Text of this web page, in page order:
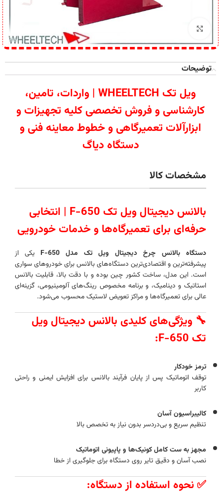
توضیحات
ویل تک WHEELTECH | واردات، تامین،
کارشناسی و فروش تخصصی کلیه تجهیزات و
ابزارآلات تعمیرگاهی و خطوط معاینه فنی و
دستگاه دیاگ
مشخصات کالا
بالانس دیجیتال ویل تک F-650 | انتخابی
حرفه‌ای برای تعمیرگاه‌ها و خدمات خودرویی
دستگاه بالانس چرخ دیجیتال ویل تک مدل F-650
یکی از
پیشرفته‌ترین و اقتصادی‌ترین دستگاه‌های بالانس برای خودروهای سواری
است. این مدل، ساخت کشور چین بوده و با دقت بالا، قابلیت بالانس
استاتیک و دینامیک، و برنامه مخصوص رینگ‌های آلومینیومی، گزینه‌ای
عالی برای تعمیرگاه‌ها و مراکز تعویض لاستیک محسوب می‌شود.
🔧 ویژگی‌های کلیدی بالانس دیجیتال ویل
تک F-650:
ترمز خودکار
توقف اتوماتیک پس از پایان فرآیند بالانس برای افزایش ایمنی و راحتی
کاربر
کالیبراسیون آسان
تنظیم سریع و بی‌دردسر بدون نیاز به تخصص بالا
مجهز به ست کامل کونیک‌ها و پاپیونی اتوماتیک
نصب آسان و دقیق تایر روی دستگاه برای جلوگیری از خطا
✅ نحوه استفاده از دستگاه: